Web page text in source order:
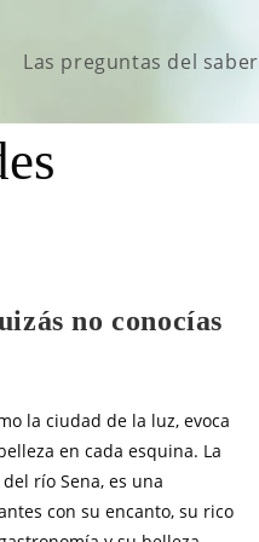
Las preguntas del saber
no conocías
la ciudad de la luz, evoca
en cada esquina. La
río Sena, es una
con su encanto, su rico